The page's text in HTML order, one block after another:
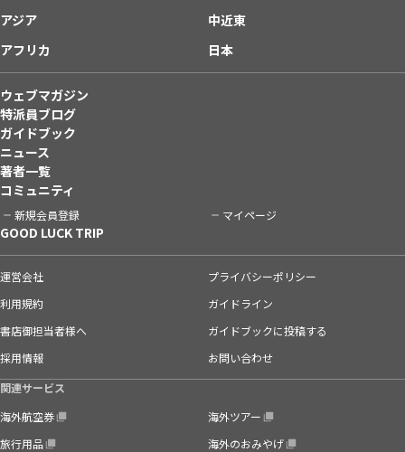
アジア
中近東
アフリカ
日本
ウェブマガジン
特派員ブログ
ガイドブック
ニュース
著者一覧
コミュニティ
新規会員登録 マイページ
GOOD LUCK TRIP
運営会社
プライバシーポリシー
利用規約
ガイドライン
書店御担当者様へ
ガイドブックに投稿する
採用情報
お問い合わせ
関連サービス
海外航空券
海外ツアー
旅行用品
海外のおみやげ